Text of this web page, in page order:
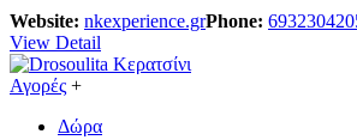
Website: nkexperience.grPhone:
View Detail
Αγορές +
Δώρα